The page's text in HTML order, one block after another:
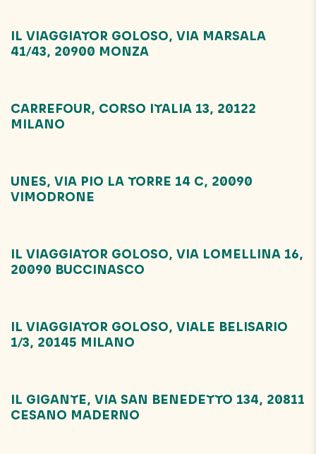
IL VIAGGIATOR GOLOSO, VIA MARSALA
41/43, 20900 MONZA
CARREFOUR, CORSO ITALIA 13, 20122
MILANO
UNES, VIA PIO LA TORRE 14 C, 20090
VIMODRONE
IL VIAGGIATOR GOLOSO, VIA LOMELLINA 16,
20090 BUCCINASCO
IL VIAGGIATOR GOLOSO, VIALE BELISARIO
1/3, 20145 MILANO
IL GIGANTE, VIA SAN BENEDETTO 134, 20811
CESANO MADERNO